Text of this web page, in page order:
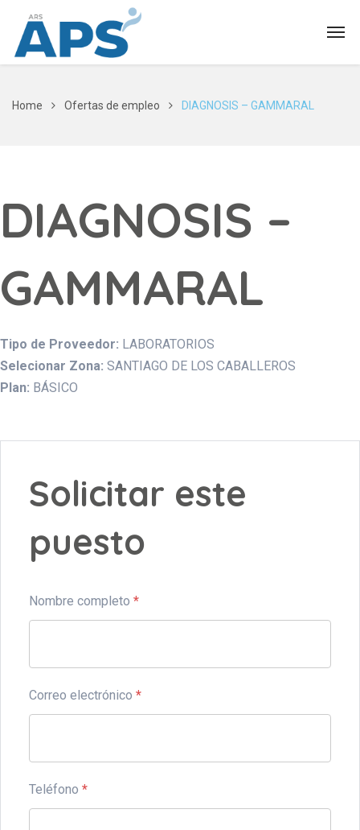
Home Ofertas de empleo DIAGNOSIS – GAMMARAL
DIAGNOSIS –
GAMMARAL
Tipo de Proveedor: LABORATORIOS
Selecionar Zona: SANTIAGO DE LOS CABALLEROS
Plan: BÁSICO
Solicitar este
puesto
Nombre completo *
Correo electrónico *
Teléfono *